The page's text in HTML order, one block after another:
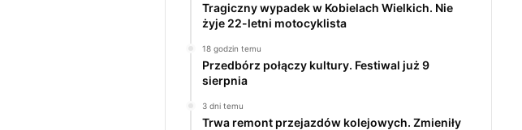
Tragiczny wypadek w Kobielach Wielkich. Nie
żyje 22-letni motocyklista
18 godzin temu
Przedbórz połączy kultury. Festiwal już 9
sierpnia
3 dni temu
Trwa remont przejazdów kolejowych. Zmieniły